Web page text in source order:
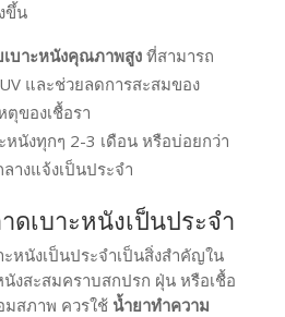
ขึ้น
เบาะหนังคุณภาพสูงที่สามารถ
และช่วยลดการสะสมของ
ตุของเชื้อรา
หนังทุกๆ 2-3 เดือน หรือบ่อยกว่า
างแจ้งเป็นประจำ
ดเบาะหนังเป็นประจำ
หนังเป็นประจำเป็นสิ่งสำคัญใน
งสะสมคราบสกปรก ฝุ่น หรือเชื้อ
มสภาพ ควรใช้ น้ำยาทำความ